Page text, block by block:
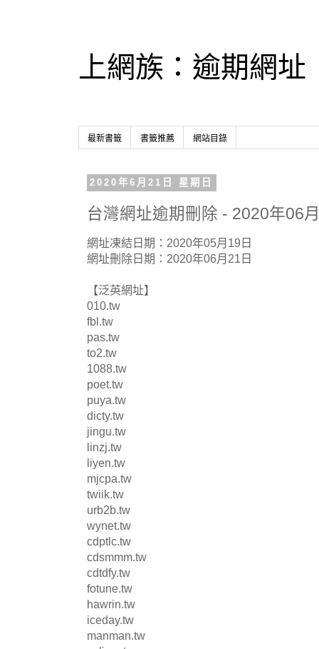
上網族：逾期網址
最新書籤 書籤推薦 網站目錄
2020年6月21日 星期日
台灣網址逾期刪除 - 2020年06
網址凍結日期：2020年05月19日
網址刪除日期：2020年06月21日
【泛英網址】
010.tw
fbl.tw
pas.tw
to2.tw
1088.tw
poet.tw
puya.tw
dicty.tw
jingu.tw
linzj.tw
liyen.tw
mjcpa.tw
twiik.tw
urb2b.tw
wynet.tw
cdptlc.tw
cdsmmm.tw
cdtdfy.tw
fotune.tw
hawrin.tw
iceday.tw
manman.tw